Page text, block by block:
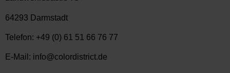
64293 Darmstadt
Telefon: +49 (0) 61 51 66 76 77
E-Mail: info@colordistrict.de